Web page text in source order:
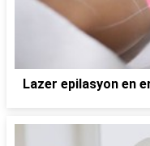
Lazer epilasyon en